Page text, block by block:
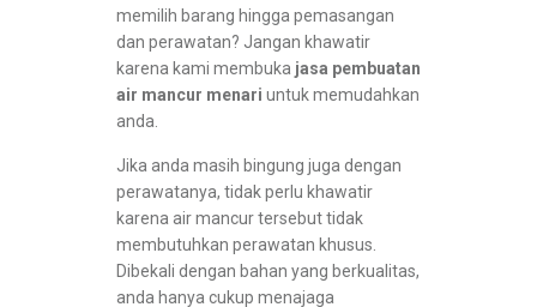
memilih barang hingga pemasangan
dan perawatan? Jangan khawatir
karena kami membuka jasa pembuatan
air mancur menari untuk memudahkan
anda.
Jika anda masih bingung juga dengan
perawatanya, tidak perlu khawatir
karena air mancur tersebut tidak
membutuhkan perawatan khusus.
Dibekali dengan bahan yang berkualitas,
anda hanya cukup menajaga